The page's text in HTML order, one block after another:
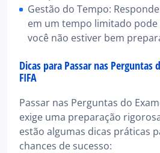
Gestão do Tempo:
em um tempo limitado pode
você não estiver bem
Dicas para Passar nas Perguntas
FIFA
Passar nas Perguntas do
exige uma preparação
estão algumas dicas práticas
chances de sucesso: